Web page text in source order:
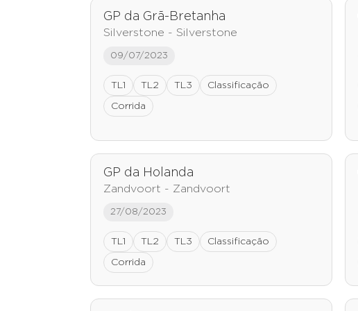
GP da Grã-Bretanha
Silverstone - Silverstone
09/07/2023
TL1 TL2 TL3 Classificação
Corrida
GP da Holanda
Zandvoort - Zandvoort
27/08/2023
TL1 TL2 TL3 Classificação
Corrida